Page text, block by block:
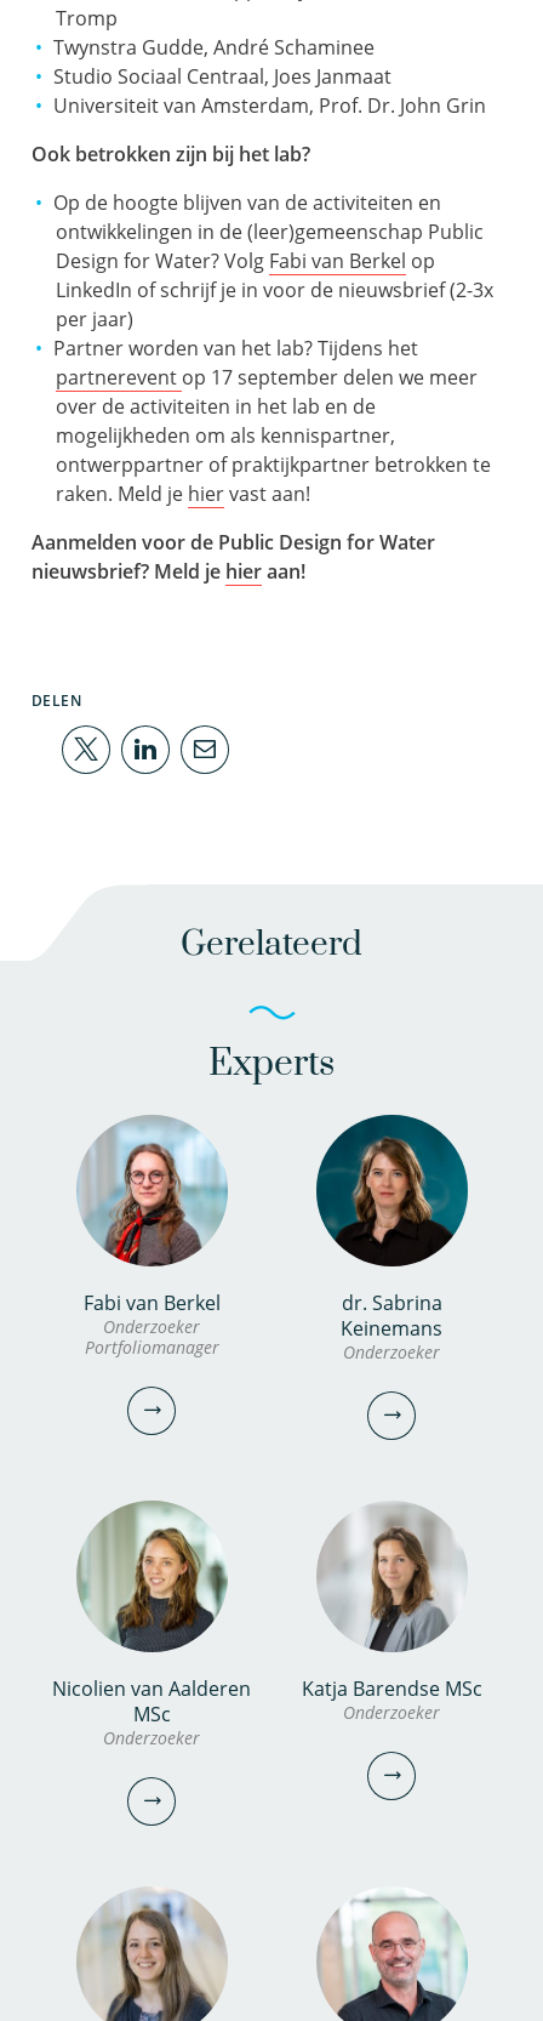
Tromp
Twynstra Gudde, André Schaminee
Studio Sociaal Centraal, Joes Janmaat
Universiteit van Amsterdam, Prof. Dr. John Grin
Ook betrokken zijn bij het lab?
Op de hoogte blijven van de activiteiten en
ontwikkelingen in de (leer)gemeenschap Public
Design for Water? Volg Fabi van Berkel op
LinkedIn of schrijf je in voor de nieuwsbrief (2-3x
per jaar)
Partner worden van het lab? Tijdens het
partnerevent op 17 september delen we meer
over de activiteiten in het lab en de
mogelijkheden om als kennispartner,
ontwerppartner of praktijkpartner betrokken te
raken. Meld je hiervast aan!
Aanmelden voor de Public Design for Water
nieuwsbrief? Meld je hieraan!
DELEN
Gerelateerd
Experts
Fabi van Berkel
Onderzoeker
Portfoliomanager
Fabi van Berkel
Onderzoeker
fabi.van.berkel@kwrwater.nl
bekijk profiel
dr. Sabrina
Keinemans
Onderzoeker
dr. Sabrina Keinemans
Onderzoeker
sabrina.keinemans@kwrwater.nl
bekijk profiel
Nicolien van Aalderen
MSc
Onderzoeker
Katja Barendse MSc
Onderzoeker